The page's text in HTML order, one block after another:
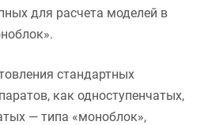
для расчета моделей в
стандартных
как одноступенчатых,
— типа «моноблок»,